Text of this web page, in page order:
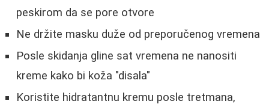
peskirom da se pore otvore
Ne držite masku duže od preporučenog vremena
Posle skidanja gline sat vremena ne nanositi
kreme kako bi koža "disala"
Koristite hidratantnu kremu posle tretmana,